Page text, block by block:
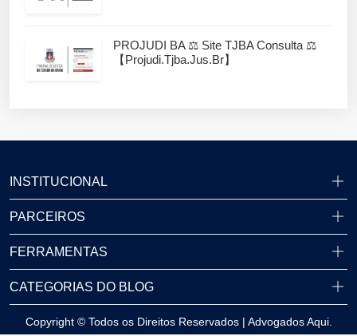
PROJUDI BA ⚖️ Site TJBA Consulta ⚖️
【projudi.tjba.jus.br】
INSTITUCIONAL
PARCEIROS
FERRAMENTAS
CATEGORIAS DO BLOG
Copyright © Todos os Direitos Reservados | Advogados Aqui.